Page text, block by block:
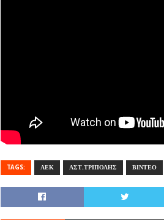
TAGS: ΑΕΚ ΑΣΤ.ΤΡΙΠΟΛΗΣ ΒΙΝΤΕΟ